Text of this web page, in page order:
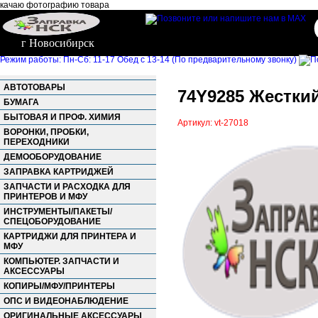
качаю фотографию товара
г Новосибирск
Режим работы: Пн-Сб: 11-17 Обед с 13-14 (По предварительному звонку)
АВТОТОВАРЫ
БУМАГА
БЫТОВАЯ И ПРОФ. ХИМИЯ
ВОРОНКИ, ПРОБКИ,
ПЕРЕХОДНИКИ
ДЕМООБОРУДОВАНИЕ
ЗАПРАВКА КАРТРИДЖЕЙ
ЗАПЧАСТИ И РАСХОДКА ДЛЯ
ПРИНТЕРОВ И МФУ
ИНСТРУМЕНТЫ/ПАКЕТЫ/
СПЕЦОБОРУДОВАНИЕ
КАРТРИДЖИ ДЛЯ ПРИНТЕРА И
МФУ
КОМПЬЮТЕР. ЗАПЧАСТИ И
АКСЕССУАРЫ
КОПИРЫ/МФУ/ПРИНТЕРЫ
ОПС И ВИДЕОНАБЛЮДЕНИЕ
ОРИГИНАЛЬНЫЕ АКСЕССУАРЫ
74Y9285
Артикул: vt-27018